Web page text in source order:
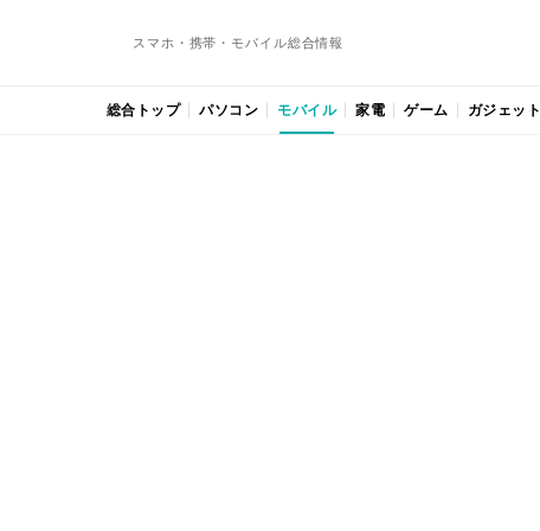
スマホ・携帯・モバイル総合情報
総合トップ パソコン モバイル 家電 ゲーム ガジェット